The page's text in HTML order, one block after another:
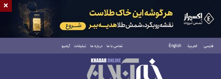
فارسی العربية English تماس با ما درباره ما تبلیغات آرشیو
جمعه ۱۶ مرداد ۱۴۰۵
×